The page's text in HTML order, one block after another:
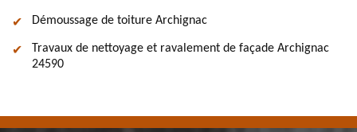
Démoussage de toiture Archignac
Travaux de nettoyage et ravalement de façade Archignac
24590